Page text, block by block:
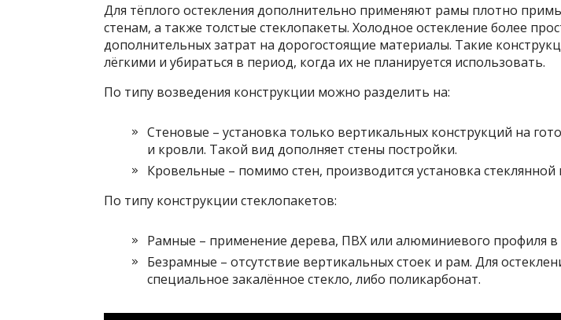
Для тёплого остекления дополнительно применяют рамы плотно
стенам, а также толстые стеклопакеты. Холодное остекление более
дополнительных затрат на дорогостоящие материалы. Такие
лёгкими и убираться в период, когда их не планируется использовать.
По типу возведения конструкции можно разделить на:
Стеновые – установка только вертикальных конструкций на
и кровли. Такой вид дополняет стены постройки.
Кровельные – помимо стен, производится установка
По типу конструкции стеклопакетов:
Рамные – применение дерева, ПВХ или алюминиевого профиля в
Безрамные – отсутствие вертикальных стоек и рам. Для
специальное закалённое стекло, либо поликарбонат.